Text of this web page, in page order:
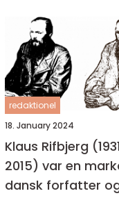
redaktionel
18. January 2024
Klaus Rifbjerg
2015) var en
dansk forfatter